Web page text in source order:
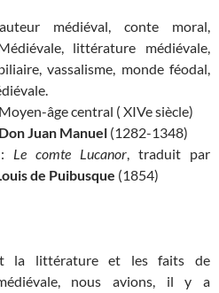
médiéval, conte moral,
littérature médiévale,
vassalisme, monde féodal,
âge central ( XIVe siècle)
Don Juan Manuel (1282-1348)
: Le comte Lucanor, traduit par
de Puibusque (1854)
la littérature et les faits de
médiévale, nous avions, il y a